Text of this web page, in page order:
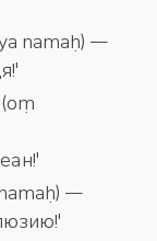
namaḥ) —
—